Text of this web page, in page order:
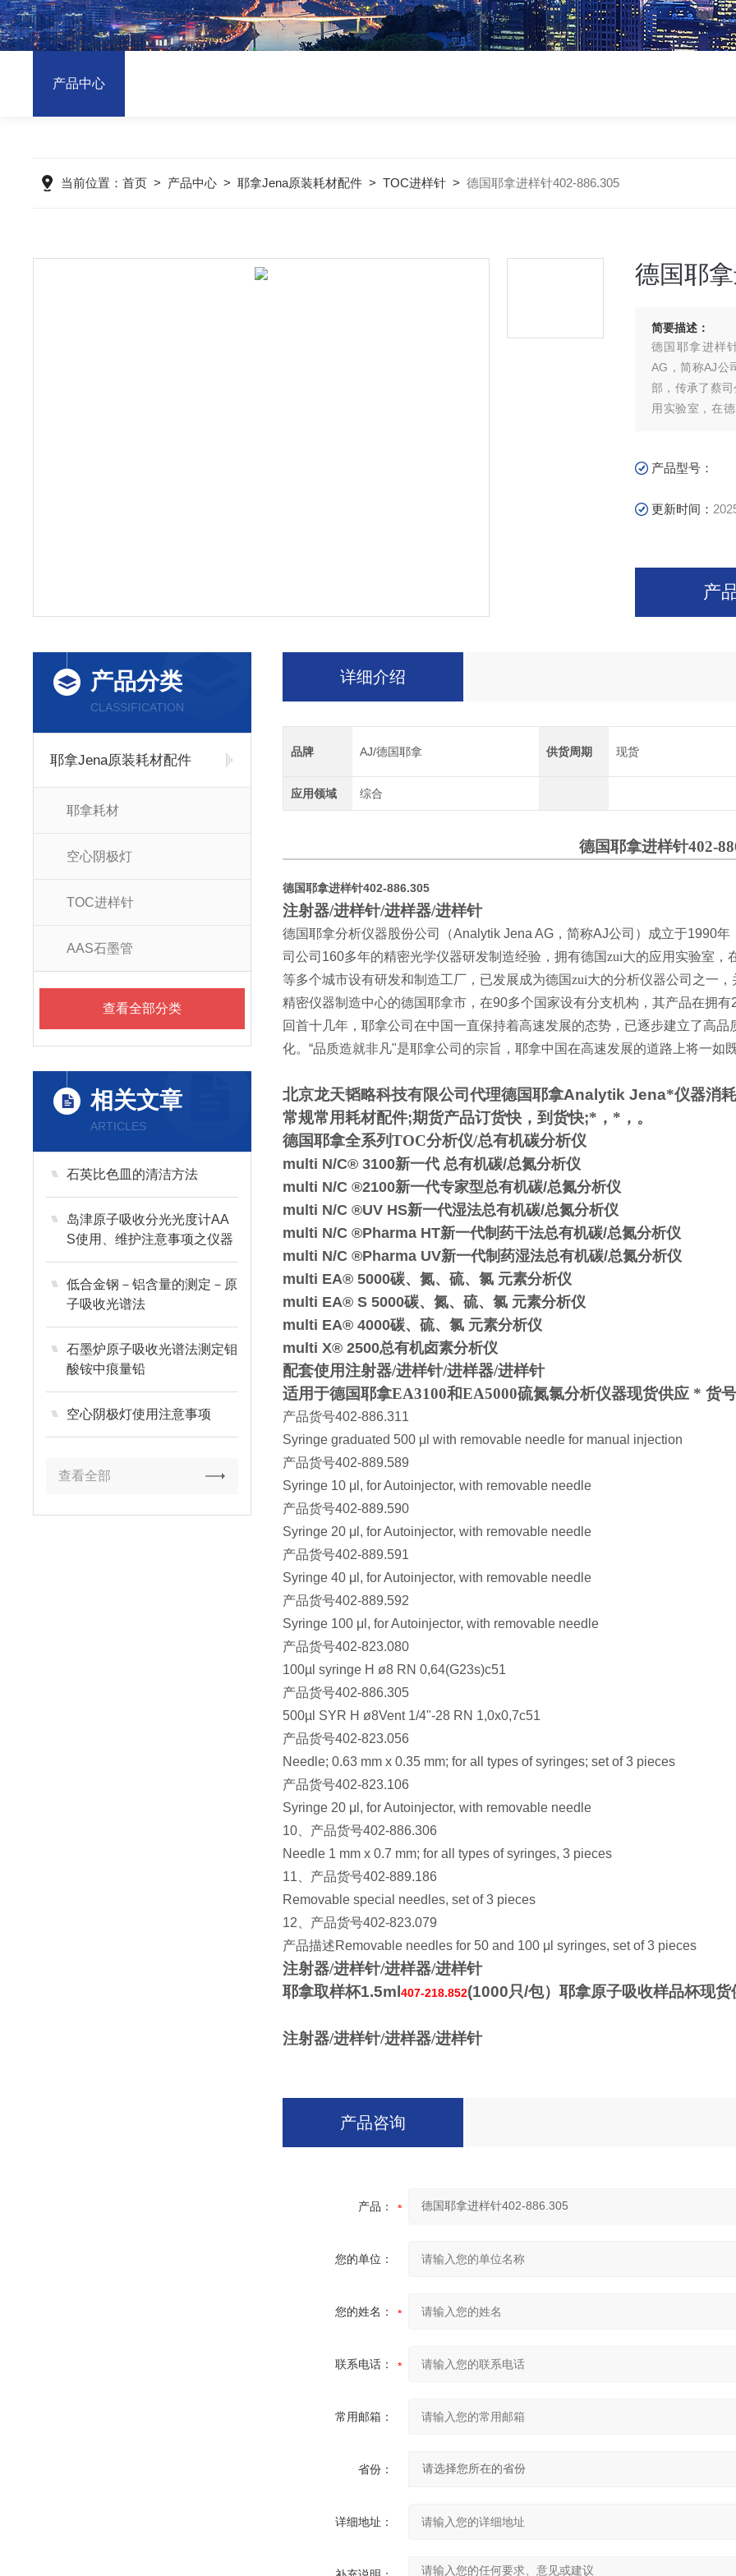
产品中心
当前位置：首页 > 产品中心 >耶拿Jena原装耗材配件 >TOC进样针 >德国耶拿进样针402-886.305
德国耶
简要描述：
德国耶拿进样
AG，简称AJ公
部，传承了蔡
用实验室，在
产品型号：
更新时间：
产
产品分类
CLASSIFICATION
耶拿Jena原装耗材配件
耶拿耗材
空心阴极灯
TOC进样针
AAS石墨管
查看全部分类
相关文章
ARTICLES
石英比色皿的清洁方法
岛津原子吸收分光光度计AA
S使用、维护注意事项之仪器
环境篇
低合金钢－铝含量的测定－原
子吸收光谱法
石墨炉原子吸收光谱法测定钼
酸铵中痕量铅
空心阴极灯使用注意事项
查看全部
详细介绍
品牌 AJ/德国耶拿 供货周期 现货
应用领域 综合
德国耶拿进样针402-
德国耶拿进样针402-886.305
注射器/进样针/进样器/进样针
德国耶拿分析仪器股份公司（Analytik Jena AG，简称AJ公司）成立于1990年
司公司 160多年的精密光学仪器研发制造经验，拥有德国zui大的应用实验室，
等多个城市设有研发和制造工厂，已发展成为德国zui大的分析仪器公司之一
精密仪器制造中心的德国耶拿市，在90多个国家设有分支机构，其产品在拥有
回首十几年，耶拿公司在中国一直保持着高速发展的态势，已逐步建立了高
化。 “品质造就非凡"是耶拿公司的宗旨，耶拿中国在高速发展的道路上将一如
北京龙天韬略科技有限公司代理德国耶拿Analytik Jena*仪器消
常规常用耗材配件;期货产品订货快，到货快;*，*， 。
德国耶拿全系列TOC分析仪/总有机碳分析仪
multi N/C® 3100新一代 总有机碳/总氮分析仪
multi N/C ®2100新一代专家型总有机碳/总氮分析仪
multi N/C ®UV HS新一代湿法总有机碳/总氮分析仪
multi N/C ®Pharma HT新一代制药干法总有机碳/总氮分析仪
multi N/C ®Pharma UV新一代制药湿法总有机碳/总氮分析仪
multi EA® 5000碳、氮、硫、氯 元素分析仪
multi EA® S 5000碳、氮、硫、氯 元素分析仪
multi EA® 4000碳、硫、氯 元素分析仪
multi X® 2500总有机卤素分析仪
配套使用注射器/进样针/进样器/进样针
适用于德国耶拿EA3100和EA5000硫氮氯分析仪器现货供应 * 货
产品货号402-886.311
Syringe graduated 500 μl with removable needle for manual injection
产品货号402-889.589
Syringe 10 μl, for Autoinjector, with removable needle
产品货号402-889.590
Syringe 20 μl, for Autoinjector, with removable needle
产品货号402-889.591
Syringe 40 μl, for Autoinjector, with removable needle
产品货号402-889.592
Syringe 100 μl, for Autoinjector, with removable needle
产品货号402-823.080
100µl syringe H ø8 RN 0,64(G23s)c51
产品货号402-886.305
500µl SYR H ø8Vent 1/4"-28 RN 1,0x0,7c51
产品货号402-823.056
Needle; 0.63 mm x 0.35 mm; for all types of syringes; set of 3 pieces
产品货号402-823.106
Syringe 20 μl, for Autoinjector, with removable needle
10、产品货号402-886.306
Needle 1 mm x 0.7 mm; for all types of syringes, 3 pieces
11 、产品货号402-889.186
Removable special needles, set of 3 pieces
12 、产品货号402-823.079
产品描述Removable needles for 50 and 100 μl syringes, set of 3 pieces
注射器/进样针/进样器/进样针
耶拿取样杯1.5ml 407-218.852(1000只/包）耶拿原子吸收样品杯现货
注射器/进样针/进样器/进样针
产品咨询
产品：
您的单位：
您的姓名：
联系电话：
常用邮箱：
省份：
详细地址：